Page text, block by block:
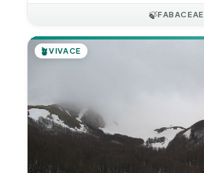
🍃FABACEAE
🪴VIVACE